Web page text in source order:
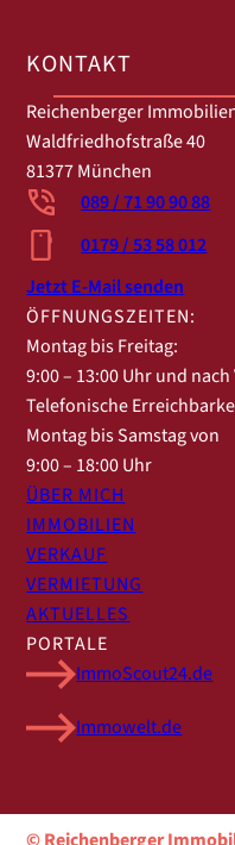
KONTAKT
Reichenberger
Waldfriedhofstraße 40
81377 München
089 / 71 90 90 88
0179 / 53 58 012
Jetzt E-Mail senden
ÖFFNUNGSZEITEN:
Montag bis Freitag:
9:00 – 13:00 Uhr und
Telefonische
Montag bis Samstag von
9:00 – 18:00 Uhr
ÜBER MICH
IMMOBILIEN
VERKAUF
VERMIETUNG
AKTUELLES
PORTALE
ImmoScout24.de
Immowelt.de